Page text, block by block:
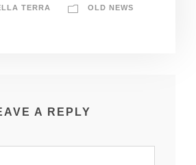
TERRA OLD NEWS
A REPLY